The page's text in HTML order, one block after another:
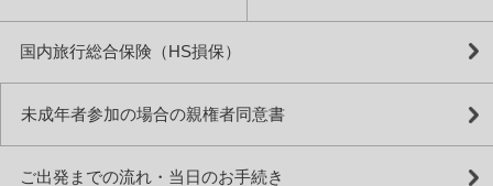
国内旅行総合保険（HS損保）
未成年者参加の場合の親権者同意書
ご出発までの流れ・当日のお手続き